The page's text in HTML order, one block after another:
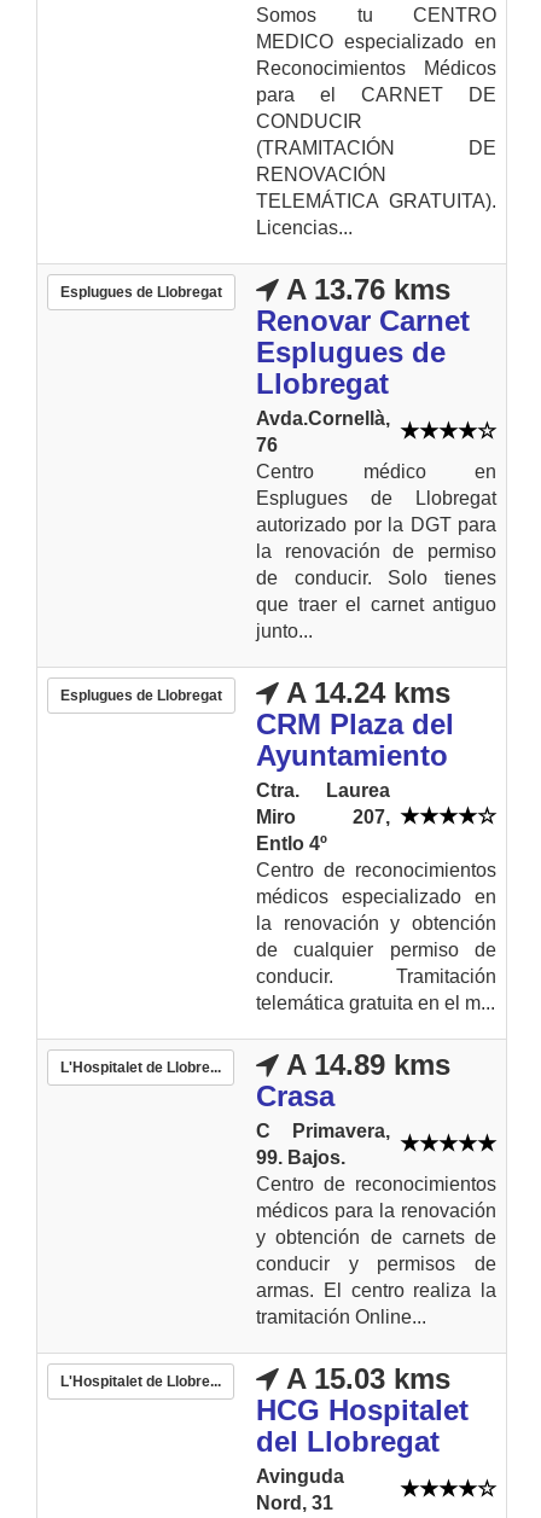
Somos tu CENTRO
MEDICO especializado en
Reconocimientos Médicos
para el CARNET DE
CONDUCIR
(TRAMITACIÓN DE
RENOVACIÓN
TELEMÁTICA GRATUITA).
Licencias...
Esplugues de Llobregat
A 13.76 kms
Renovar Carnet
Esplugues de
Llobregat
Avda.Cornellà,
76
Centro médico en
Esplugues de Llobregat
autorizado por la DGT para
la renovación de permiso
de conducir. Solo tienes
que traer el carnet antiguo
junto...
Esplugues de Llobregat
A 14.24 kms
CRM Plaza del
Ayuntamiento
Ctra. Laurea
Miro 207,
Entlo 4º
Centro de reconocimientos
médicos especializado en
la renovación y obtención
de cualquier permiso de
conducir. Tramitación
telemática gratuita en el m...
L'Hospitalet de Llobre...
A 14.89 kms
Crasa
C Primavera,
99. Bajos.
Centro de reconocimientos
médicos para la renovación
y obtención de carnets de
conducir y permisos de
armas. El centro realiza la
tramitación Online...
L'Hospitalet de Llobre...
A 15.03 kms
HCG Hospitalet
del Llobregat
Avinguda
Nord, 31